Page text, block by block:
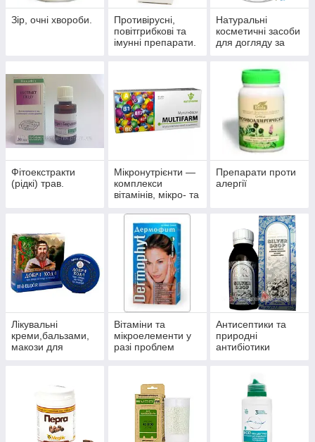
Зір, очні хвороби.
Противірусні,
повітгрибкові та
імунні препарати.
Натуральні
косметичні засоби
для догляду за
Фітоекстракти
(рідкі) трав.
Мікронутрієнти —
комплекси
вітамінів, мікро- та
Препарати проти
алергії
Лікувальні
креми,бальзами,
макози для
Вітаміни та
мікроелементи у
разі проблем
Антисептики та
природні
антибіотики